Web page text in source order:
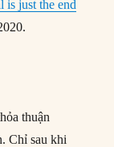
is just the end
thuận
Chỉ sau khi